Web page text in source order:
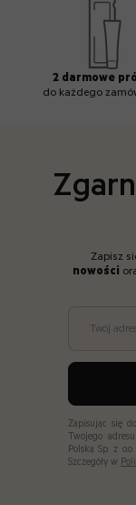
2 darmowe
do każdego
Zapisz
nowości
Twój
Zapisując się
Twojego
Polska Sp. z
Szczegóły w